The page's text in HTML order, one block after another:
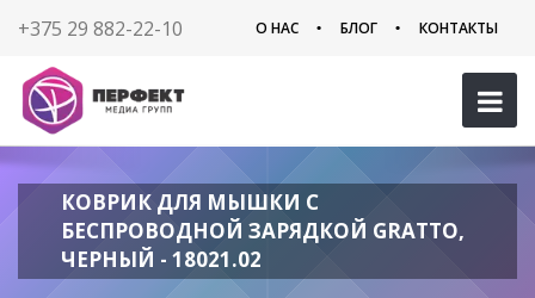
+375 29 882-22-10 О НАС БЛОГ КОНТАКТЫ
КОВРИК ДЛЯ МЫШКИ С
БЕСПРОВОДНОЙ ЗАРЯДКОЙ GRATTO,
ЧЕРНЫЙ - 18021.02